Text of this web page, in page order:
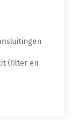
(filter en